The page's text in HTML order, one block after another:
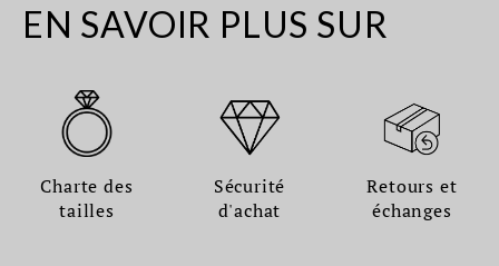
EN SAVOIR PLUS SUR
Charte des
tailles
Sécurité
d'achat
Retours et
échanges